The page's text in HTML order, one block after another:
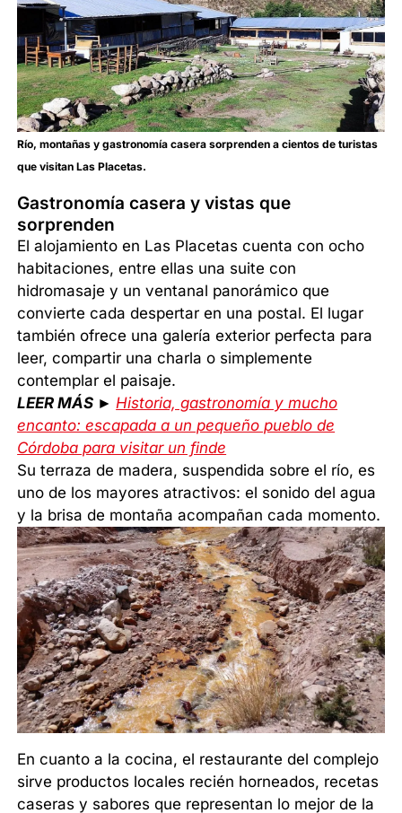
Río, montañas y gastronomía casera sorprenden a cientos de turistas
que visitan Las Placetas.
Gastronomía casera y vistas que
sorprenden
El alojamiento en Las Placetas cuenta con ocho
habitaciones, entre ellas una suite con
hidromasaje y un ventanal panorámico que
convierte cada despertar en una postal. El lugar
también ofrece una galería exterior perfecta para
leer, compartir una charla o simplemente
contemplar el paisaje.
LEER MÁS ► Historia, gastronomía y mucho
encanto: escapada a un pequeño pueblo de
Córdoba para visitar un finde
Su terraza de madera, suspendida sobre el río, es
uno de los mayores atractivos: el sonido del agua
y la brisa de montaña acompañan cada momento.
En cuanto a la cocina, el restaurante del complejo
sirve productos locales recién horneados, recetas
caseras y sabores que representan lo mejor de la